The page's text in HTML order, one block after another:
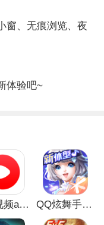
、无痕浏览、夜
体验吧~
西瓜视频app安卓版 QQ炫舞手游破解版